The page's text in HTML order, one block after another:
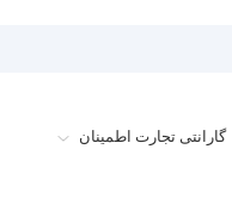
گارانتی تجارت اطمینان